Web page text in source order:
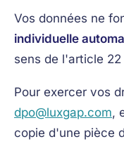
Vos données ne
individuelle
sens de l'article 22
Pour exercer vos
dpo@luxgap.com,
copie d'une pièce